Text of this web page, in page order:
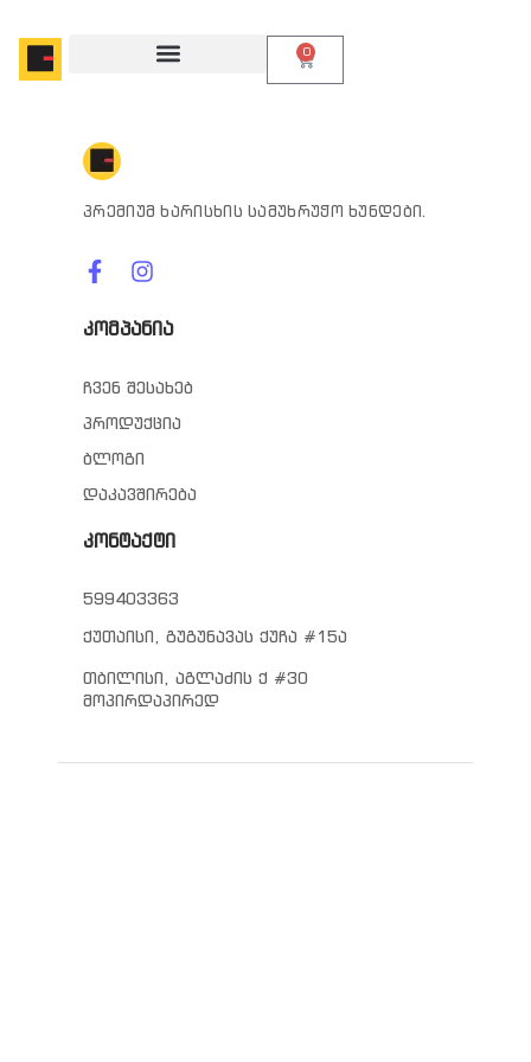
0
პრემიუმ ხარისხის სამუხრუჭო ხუნდები.
კომპანია
ჩვენ შესახებ
პროდუქცია
ბლოგი
დაკავშირება
კონტაქტი
599403363
ქუთაისი, გუგუნავას ქუჩა #15ა
თბილისი, აგლაძის ქ #30
მოპირდაპირედ